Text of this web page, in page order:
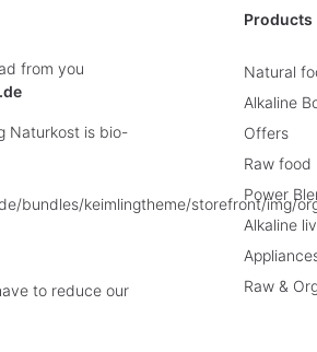
from you
Naturkost is bio-
to reduce our
Products
Natural
Alkaline
Offers
Raw food
Power
Alkaline
Raw &